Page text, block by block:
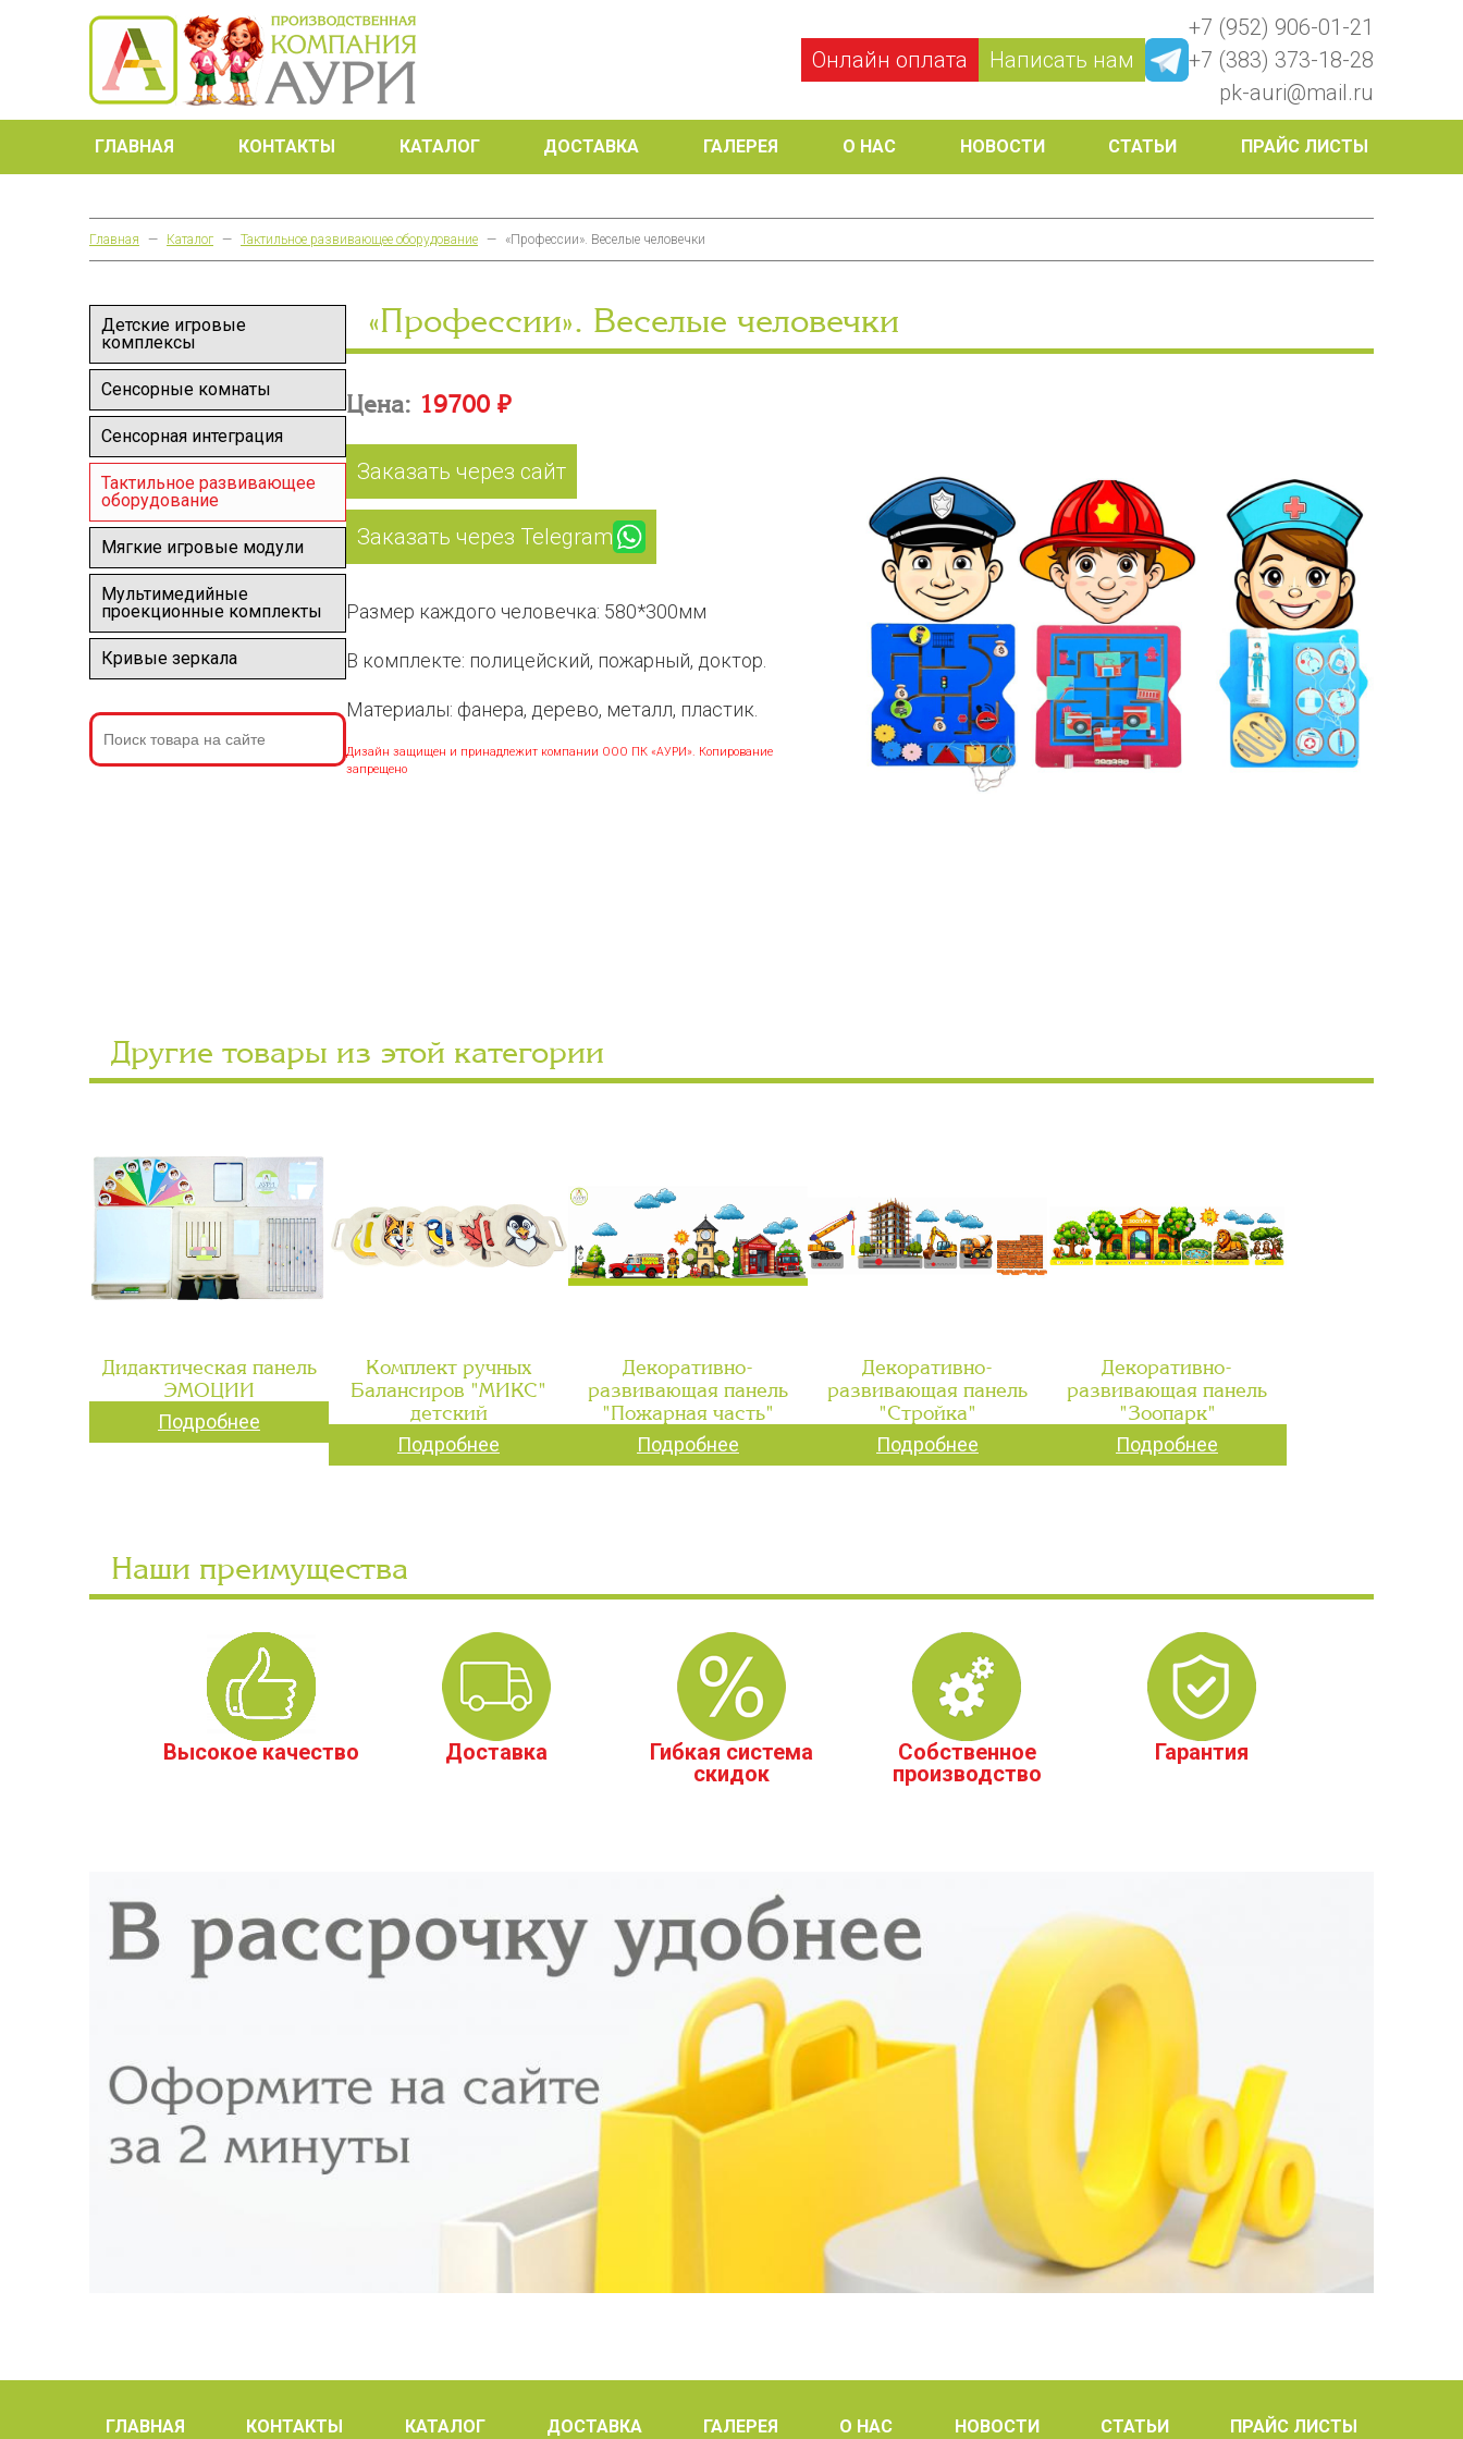
Онлайн оплата Написать нам
+7 (952) 906-01-21
+7 (383) 373-18-28
pk-auri@mail.ru
ГЛАВНАЯ КОНТАКТЫ КАТАЛОГ ДОСТАВКА ГАЛЕРЕЯ О НАС НОВОСТИ СТАТЬИ ПРАЙС ЛИСТЫ
Главная — Каталог — Тактильное развивающее оборудование — «Профессии». Веселые человечки
Детские игровые
комплексы
Сенсорные комнаты
Сенсорная интеграция
Тактильное развивающее
оборудование
Мягкие игровые модули
Мультимедийные
проекционные комплекты
Кривые зеркала
«Профессии». Веселые человечки
Цена: 19700 ₽
Заказать через сайт
Заказать через Telegram
Размер каждого человечка: 580*300мм
В комплекте: полицейский, пожарный, доктор.
Материалы: фанера, дерево, металл, пластик.
Дизайн защищен и принадлежит компании ООО ПК «АУРИ». Копирование
запрещено
Другие товары из этой категории
Дидактическая панель
ЭМОЦИИ
Подробнее
Комплект ручных
Балансиров "МИКС"
детский
Подробнее
Декоративно-
развивающая панель
"Пожарная часть"
Подробнее
Декоративно-
развивающая панель
"Стройка"
Подробнее
Декоративно-
развивающая панель
"Зоопарк"
Подробнее
Наши преимущества
Высокое качество Доставка
Гибкая система
скидок
Собственное
производство
Гарантия
ГЛАВНАЯ КОНТАКТЫ КАТАЛОГ ДОСТАВКА ГАЛЕРЕЯ О НАС НОВОСТИ СТАТЬИ ПРАЙС ЛИСТЫ